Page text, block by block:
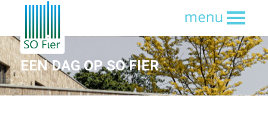
EEN DAG OP SO FIER